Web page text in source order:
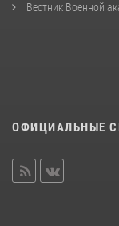
Вестник Военной
ОФИЦИАЛЬНЫЕ